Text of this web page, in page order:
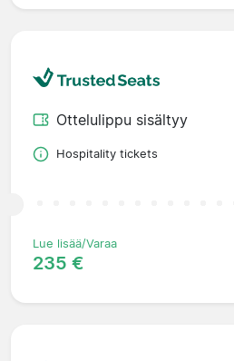
Ottelulippu sisältyy
Hospitality tickets
Lue lisää/Varaa
235 €